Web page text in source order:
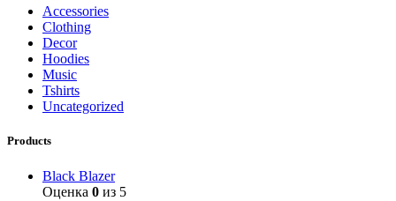
Accessories
Clothing
Decor
Hoodies
Music
Tshirts
Uncategorized
Products
Black Blazer
Оценка 0 из 5